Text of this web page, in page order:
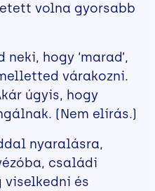
volna gyorsabb
hogy ‘marad’,
várakozni.
úgyis, hogy
(Nem elírás.)
nyaralásra,
családi
viselkedni és